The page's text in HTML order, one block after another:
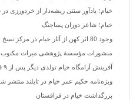
خیام؛ یادآور سنتی ریشه‌دار از خردورزی
خیام؛ شاعر دوران پساجنگ
وجود 80 اثر کهن از آثار خیام در مرکز نسخ خطی کتابخانه حرم رضوی
منشورات مؤسسۀ پژوهشی میراث مکتوب
آفرینش آرامگاه خیام تولدی دیگر پس از ۹ قرن سكوت است
ویژه‌نامه حکیم عمر خیام در تایلند منتشر
بزرگداشت خیام در قزاقستان